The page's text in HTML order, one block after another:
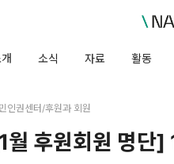
소식 자료 활동
인권센터/후원과 회원
월 후원회원 명단]